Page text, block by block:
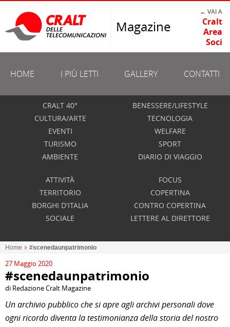
Magazine
← VAI A
Cralt
Area
Soci
HOME I PIÙ LETTI GALLERY CONTATTI
CRALT 40°
CULTURA/ARTE
EVENTI
TURISMO
AMBIENTE
BENESSERE/LIFESTYLE
TECNOLOGIA
WELFARE
SPORT
DIARIO DI VIAGGIO
ATTIVITÀ
TERRITORIO
BORGHI D'ITALIA
SOCIALE
FOCUS
COPERTINA
CONTRO COPERTINA
LETTERE AL DIRETTORE
Home #scenedaunpatrimonio
27 Maggio 2020
#scenedaunpatrimonio
di Redazione Cralt Magazine
Un archivio pubblico che si apre agli archivi personali dove
ogni ricordo diventa la testimonianza della storia del nostro